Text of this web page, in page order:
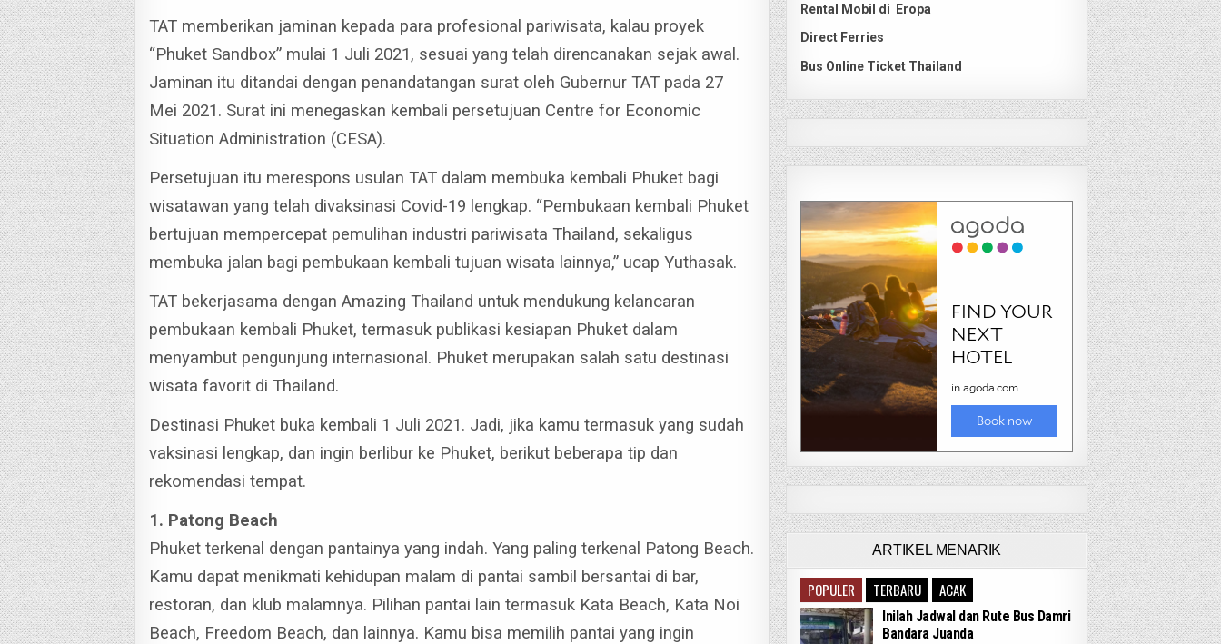
TAT memberikan jaminan kepada para profesional pariwisata, kalau proyek
“Phuket Sandbox” mulai 1 Juli 2021, sesuai yang telah direncanakan sejak awal.
Jaminan itu ditandai dengan penandatangan surat oleh Gubernur TAT pada 27
Mei 2021. Surat ini menegaskan kembali persetujuan Centre for Economic
Situation Administration (CESA).
Persetujuan itu merespons usulan TAT dalam membuka kembali Phuket bagi
wisatawan yang telah divaksinasi Covid-19 lengkap. “Pembukaan kembali Phuket
bertujuan mempercepat pemulihan industri pariwisata Thailand, sekaligus
membuka jalan bagi pembukaan kembali tujuan wisata lainnya,” ucap Yuthasak.
TAT bekerjasama dengan Amazing Thailand untuk mendukung kelancaran
pembukaan kembali Phuket, termasuk publikasi kesiapan Phuket dalam
menyambut pengunjung internasional. Phuket merupakan salah satu destinasi
wisata favorit di Thailand.
Destinasi Phuket buka kembali 1 Juli 2021. Jadi, jika kamu termasuk yang sudah
vaksinasi lengkap, dan ingin berlibur ke Phuket, berikut beberapa tip dan
rekomendasi tempat.
1. Patong Beach
Phuket terkenal dengan pantainya yang indah. Yang paling terkenal Patong Beach.
Kamu dapat menikmati kehidupan malam di pantai sambil bersantai di bar,
restoran, dan klub malamnya. Pilihan pantai lain termasuk Kata Beach, Kata Noi
Beach, Freedom Beach, dan lainnya. Kamu bisa memilih pantai yang ingin
Rental Mobil di Eropa
Direct Ferries
Bus Online Ticket Thailand
ARTIKEL MENARIK
POPULER TERBARU ACAK
Inilah Jadwal dan Rute Bus Damri
Bandara Juanda